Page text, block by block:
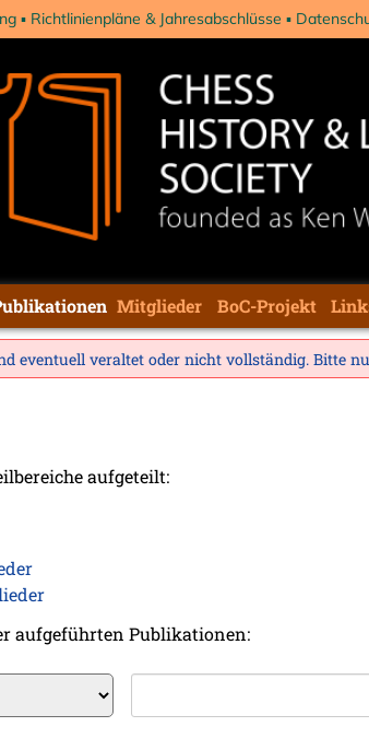
Richtlinienpläne & Jahresabschlüsse
Mitglieder BoC-Projekt
eventuell veraltet oder nicht vollständig. Bitte
aufgeteilt:
aufgeführten Publikationen: